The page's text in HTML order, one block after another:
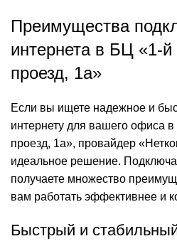
Преимущества
интернета в БЦ «1-
проезд, 1а»
Если вы ищете надежное и
интернету для вашего офиса
проезд, 1а», провайдер
идеальное решение.
получаете множество
вам работать эффективнее и
Быстрый и